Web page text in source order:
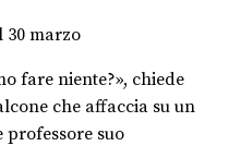
30 marzo
fare niente?», chiede
che affaccia su un
professore suo